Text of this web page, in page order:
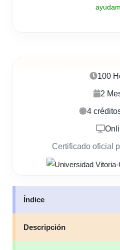
100
2
4
Certificado oficial
Índice
Descripción